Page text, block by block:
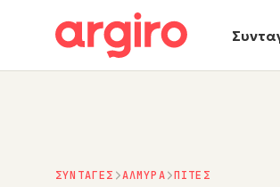
ΣΥΝΤΑΓΕΣ ΑΛΜΥΡΑ ΠΙΤΕΣ